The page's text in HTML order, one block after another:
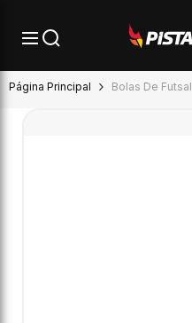
Página Principal Bolas De Futsal